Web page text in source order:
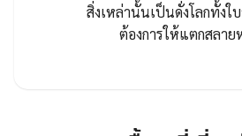
สิ่งเหล่านั้นเป็นดั่งโลกทั้งใ
ต้องการให้แตกสลาย